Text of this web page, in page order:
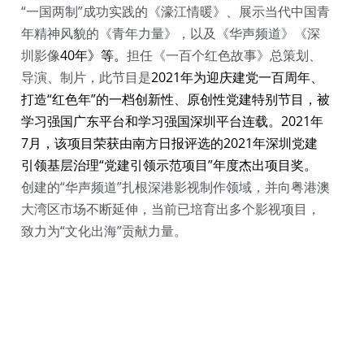
“一国两制”成功实践的《濠江情暖》、展示当代中国青
年精神风貌的《青年力量》，以及《华声频道》《深
圳影像40年》等。 担任《一百个红色故事》总策划、
导演、制片，此节目是2021年为迎庆建党一百周年、
打造“红色年”的一档创新性、原创性党建特别节目，被
学习强国广东平台和学习强国深圳平台连载。2021年
7月，该项目荣获由南方日报评选的2021年深圳党建
引领基层治理“党建引领示范项目”年度杰出项目奖。
创建的“华声频道”扎根深港影视制作领域，并向粤港澳
大湾区市场不断延伸，当前已培育出多个影视项目，
致力为“文化出海”贡献力量。